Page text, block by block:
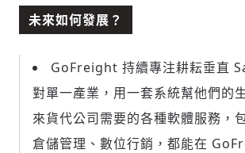
未來如何發展？
GoFreight 持續專注耕耘垂直
對單一產業，用一套系統幫他們的
來貨代公司需要的各種軟體服務，
倉儲管理、數位行銷，都能在